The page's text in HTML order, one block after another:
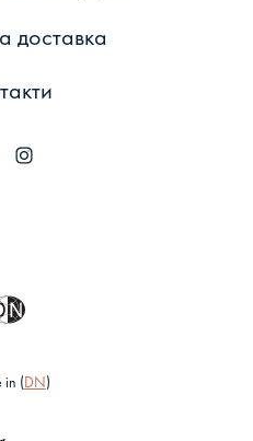
доставка
in (DN)